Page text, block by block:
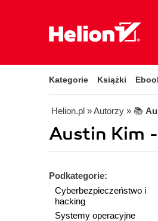
Kategorie Książki
Helion.pl » Autorzy » 📚
Austin Kim
Podkategorie:
Cyberbezpieczeństwo i
hacking
Systemy operacyjne